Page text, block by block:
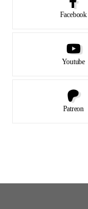
Facebook
Youtube
Patreon